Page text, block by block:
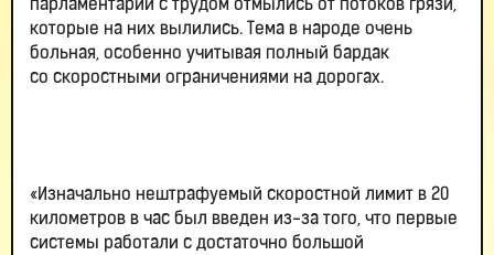
парламентарии с трудом отмылись от потоков грязи,
которые на них вылились. Тема в народе очень
больная, особенно учитывая полный бардак
со скоростными ограничениями на дорогах.
«Изначально нештрафуемый скоростной лимит в 20
километров в час был введен из-за того, что первые
системы работали с достаточно большой